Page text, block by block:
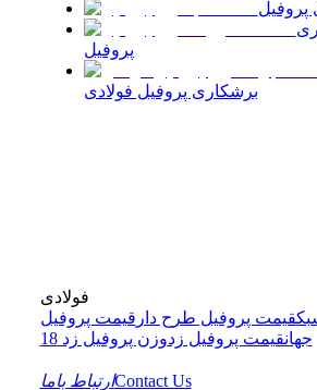
پروفیل
پروفیل
برشکاری پروفیل فولادی
فولادی
قیمت پروفیل طرح دار قیمت پروفیل
جهانقیمت پروفیل زدوزن پروفیل زد 18
ارتباط باماContact Us